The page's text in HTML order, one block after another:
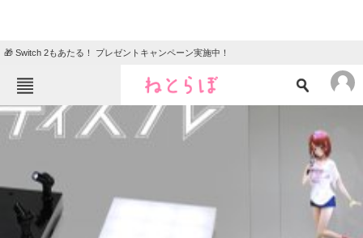
🎁 Switch 2もあたる！ プレゼントキャンペーン実施中！
ねとらぼメニュー
TOP ニュース
グルメ
住まい 教育・育児